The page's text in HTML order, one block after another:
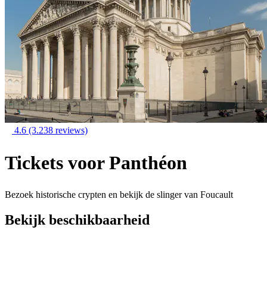
4.6 (3.238 reviews)
Tickets voor Panthéon
Bezoek historische crypten en bekijk de slinger van Foucault
Bekijk beschikbaarheid